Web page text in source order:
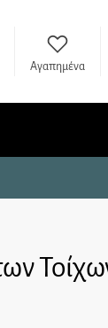
Αγαπημένα